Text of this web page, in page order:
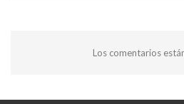
Los comentarios